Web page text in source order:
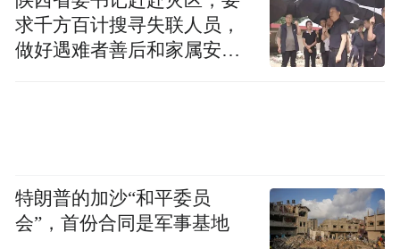
求千方百计搜寻失联人员，
做好遇难者善后和家属安抚
特朗普的加沙“和平委员
会”，首份合同是军事基地